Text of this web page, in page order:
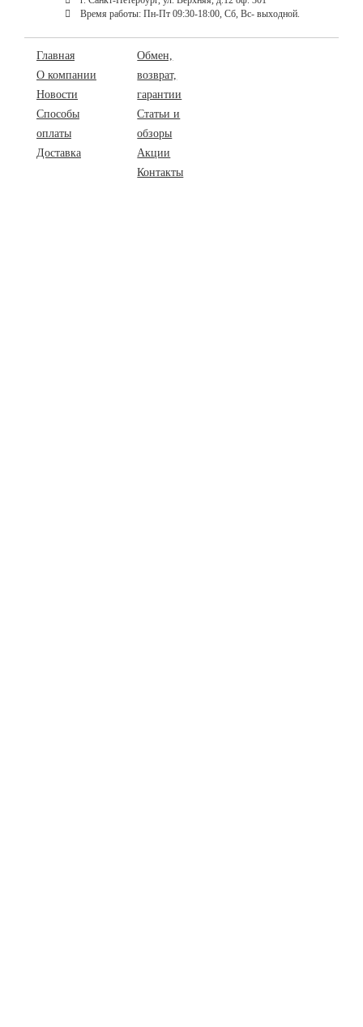
Время работы: Пн-Пт 09:30-18:00, Сб, Вс- выходной.
Главная
О компании
Новости
Способы
оплаты
Доставка
Обмен,
возврат,
гарантии
Статьи и
обзоры
Акции
Контакты